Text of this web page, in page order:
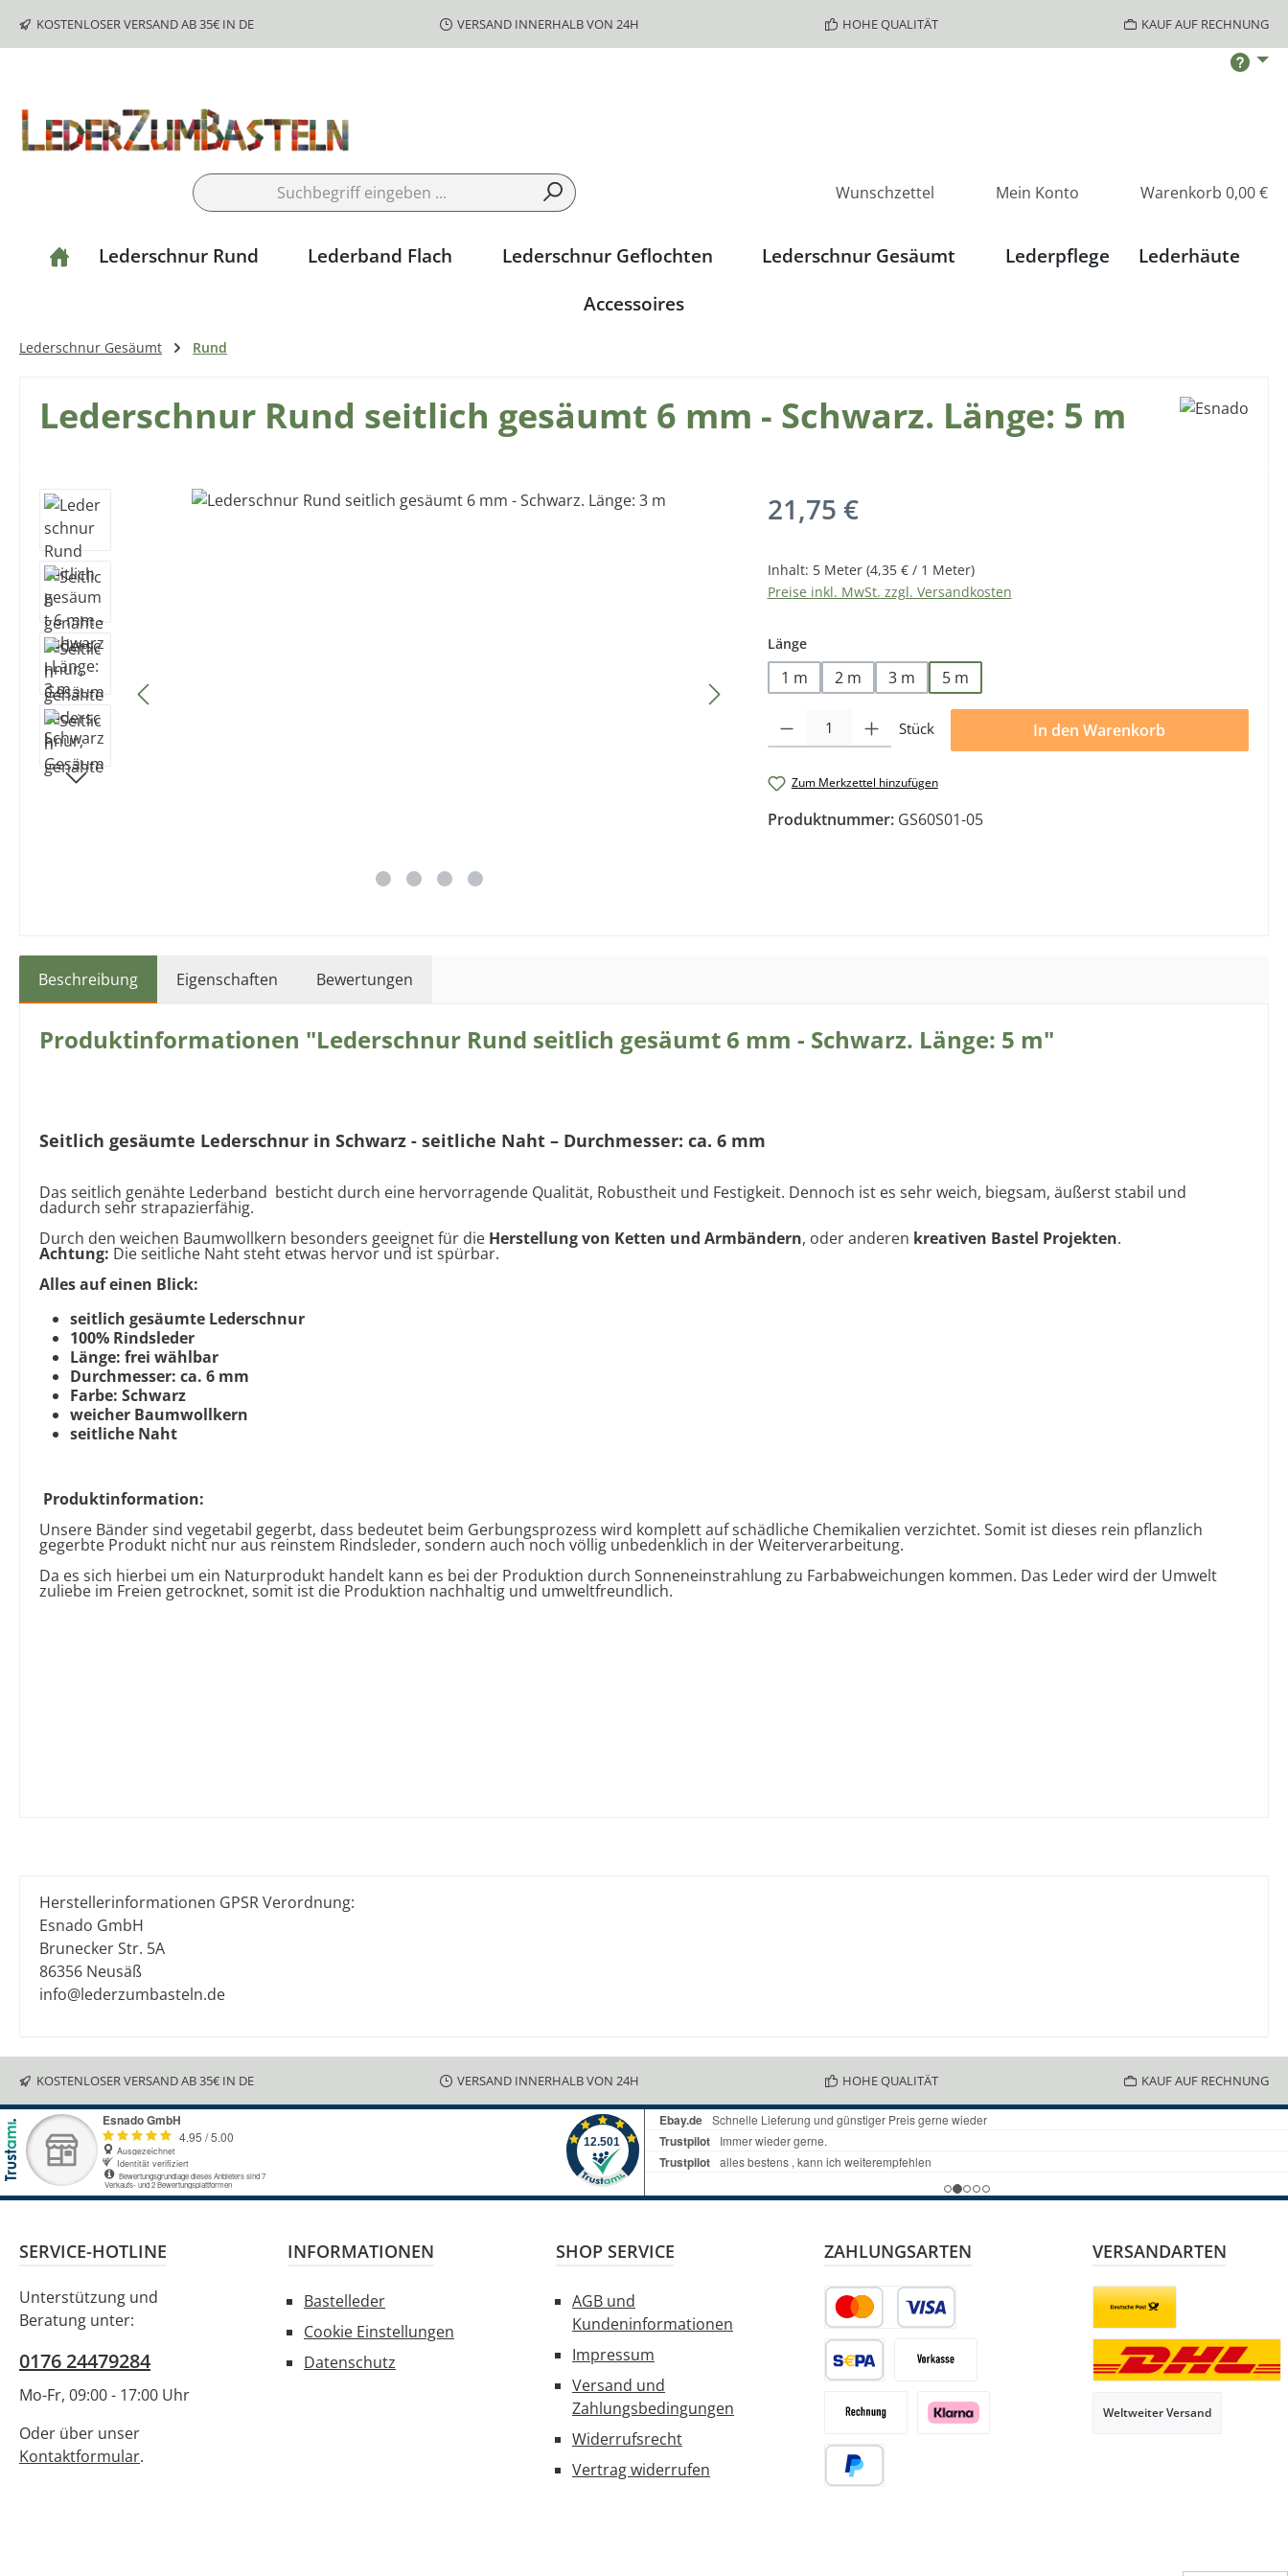
Hauptinhalt springen
Zur Suche springen
Zur Hauptnavigation springen
KOSTENLOSER VERSAND AB 35€ IN DE VERSAND INNERHALB VON 24H HOHE QUALITÄT KAUF AUF RECHNUNG
Wunschzettel Mein Konto Warenkorb 0,00 €
Lederschnur Rund Lederband Flach Lederschnur Geflochten Lederschnur Gesäumt Lederpflege
Lederhäute
Accessoires
Lederschnur Gesäumt Rund
Lederschnur Rund seitlich gesäumt 6 mm - Schwarz. Länge: 5 m
Bildergalerie überspringen Regulärer Preis:
21,75 €
Inhalt: 5 Meter (4,35 € / 1 Meter)
Preise inkl. MwSt. zzgl. Versandkosten
Längeauswählen
1 m 2 m 3 m 5 m
Produkt Anzahl: Gib den gewünschten Wert ein oder benutze die
Stück In den Warenkorb
Zum Merkzettel hinzufügen
Produktnummer: GS60S01-05
Beschreibung Eigenschaften Bewertungen
Produktinformationen "Lederschnur Rund seitlich gesäumt 6 mm - Schwarz. Länge: 5 m"
Seitlich gesäumte Lederschnur in Schwarz - seitliche Naht – Durchmesser: ca. 6 mm
Das seitlich genähte Lederband besticht durch eine hervorragende Qualität, Robustheit und Festigkeit. Dennoch ist es sehr weich, biegsam, äußerst stabil und
dadurch sehr strapazierfähig.
Durch den weichen Baumwollkern besonders geeignet für die Herstellung von Ketten und Armbändern, oder anderen kreativen Bastel Projekten.
Achtung: Die seitliche Naht steht etwas hervor und ist spürbar.
Alles auf einen Blick:
seitlich gesäumte Lederschnur
100% Rindsleder
Länge: frei wählbar
Durchmesser: ca. 6 mm
Farbe: Schwarz
weicher Baumwollkern
seitliche Naht
Produktinformation:
Unsere Bänder sind vegetabil gegerbt, dass bedeutet beim Gerbungsprozess wird komplett auf schädliche Chemikalien verzichtet. Somit ist dieses rein pflanzlich
gegerbte Produkt nicht nur aus reinstem Rindsleder, sondern auch noch völlig unbedenklich in der Weiterverarbeitung.
Da es sich hierbei um ein Naturprodukt handelt kann es bei der Produktion durch Sonneneinstrahlung zu Farbabweichungen kommen. Das Leder wird der Umwelt
zuliebe im Freien getrocknet, somit ist die Produktion nachhaltig und umweltfreundlich.
Herstellerinformationen GPSR Verordnung:
Esnado GmbH
Brunecker Str. 5A
86356 Neusäß
info@lederzumbasteln.de
KOSTENLOSER VERSAND AB 35€ IN DE VERSAND INNERHALB VON 24H HOHE QUALITÄT KAUF AUF RECHNUNG
SERVICE-HOTLINE
Unterstützung und
Beratung unter:
0176 24479284
Mo-Fr, 09:00 - 17:00 Uhr
Oder über unser
Kontaktformular.
INFORMATIONEN
Bastelleder
Cookie Einstellungen
Datenschutz
SHOP SERVICE
AGB und
Kundeninformationen
Impressum
Versand und
Zahlungsbedingungen
Widerrufsrecht
Vertrag widerrufen
VERSANDARTEN
Briefsendung
Weltweiter Versand
ZAHLUNGSARTEN
Kredit- oder Debitkarte
Rechnung